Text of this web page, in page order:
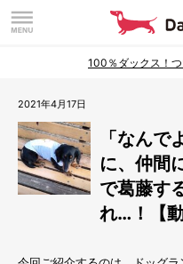
100％ダックス！
2021年4月17日
「なん
に、仲間
で葛藤す
れ…！【動